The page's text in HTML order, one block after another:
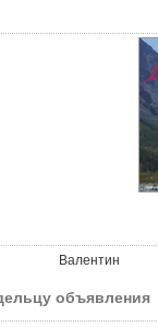
Валентин
объявления